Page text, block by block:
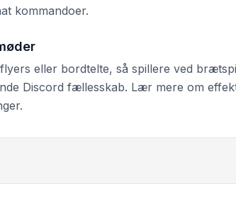
kommandoer.
eller bordtelte, så spillere ved
Discord fællesskab. Lær mere om